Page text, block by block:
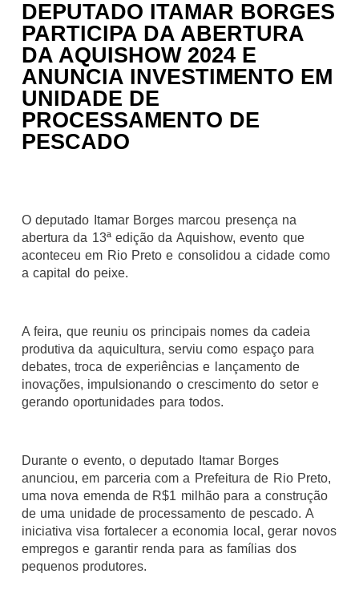
DEPUTADO ITAMAR BORGES
PARTICIPA DA ABERTURA
DA AQUISHOW 2024 E
ANUNCIA INVESTIMENTO EM
UNIDADE DE
PROCESSAMENTO DE
PESCADO
O deputado Itamar Borges marcou presença na
abertura da 13ª edição da Aquishow, evento que
aconteceu em Rio Preto e consolidou a cidade como
a capital do peixe.
A feira, que reuniu os principais nomes da cadeia
produtiva da aquicultura, serviu como espaço para
debates, troca de experiências e lançamento de
inovações, impulsionando o crescimento do setor e
gerando oportunidades para todos.
Durante o evento, o deputado Itamar Borges
anunciou, em parceria com a Prefeitura de Rio Preto,
uma nova emenda de R$1 milhão para a construção
de uma unidade de processamento de pescado. A
iniciativa visa fortalecer a economia local, gerar novos
empregos e garantir renda para as famílias dos
pequenos produtores.